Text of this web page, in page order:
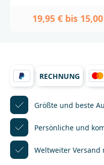
leicht zu verstehen,
manche Wörter sind
Bibel - für einen
braucht oft nicht viel,
Geschichten aus der
Aus langen Versen
auch bei geringer
Dabei geht die
verloren, im Gegenteil:
zugänglich, die bisher
altertümlichen Worte
junge Menschen in
einen möglichst
19,95 € bis
RECHNUNG
Größte und beste
Persönliche und
Weltweiter Versand